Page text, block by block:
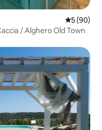
5 (90)
/ Alghero Old Town